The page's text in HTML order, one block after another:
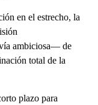
en el estrecho, la
ambiciosa— de
total de la
plazo para